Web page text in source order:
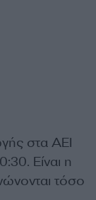
στα ΑΕΙ
Είναι η
τόσο